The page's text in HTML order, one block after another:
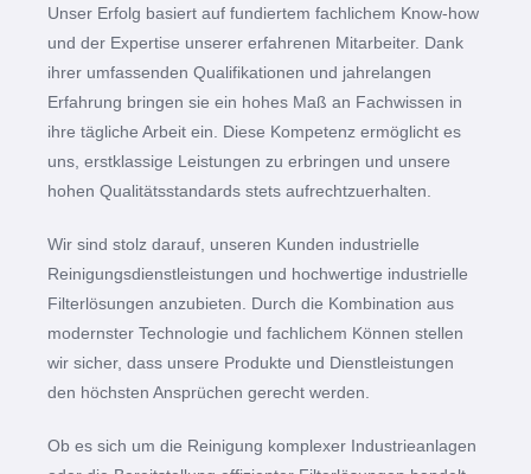
Unser Erfolg basiert auf fundiertem fachlichem Know-how
und der Expertise unserer erfahrenen Mitarbeiter. Dank
ihrer umfassenden Qualifikationen und jahrelangen
Erfahrung bringen sie ein hohes Maß an Fachwissen in
ihre tägliche Arbeit ein. Diese Kompetenz ermöglicht es
uns, erstklassige Leistungen zu erbringen und unsere
hohen Qualitätsstandards stets aufrechtzuerhalten.
Wir sind stolz darauf, unseren Kunden industrielle
Reinigungsdienstleistungen und hochwertige industrielle
Filterlösungen anzubieten. Durch die Kombination aus
modernster Technologie und fachlichem Können stellen
wir sicher, dass unsere Produkte und Dienstleistungen
den höchsten Ansprüchen gerecht werden.
Ob es sich um die Reinigung komplexer Industrieanlagen